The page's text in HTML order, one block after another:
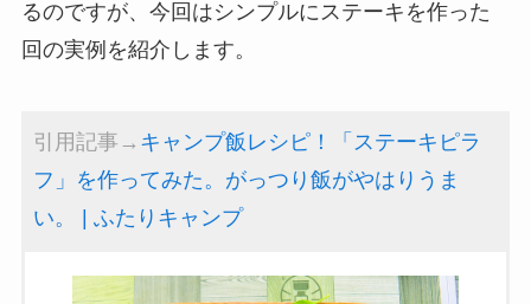
るのですが、今回はシンプルにステーキを作った
回の実例を紹介します。
引用記事→ キャンプ飯レシピ！「ステーキピラ
フ」を作ってみた。がっつり飯がやはりうま
い。 | ふたりキャンプ